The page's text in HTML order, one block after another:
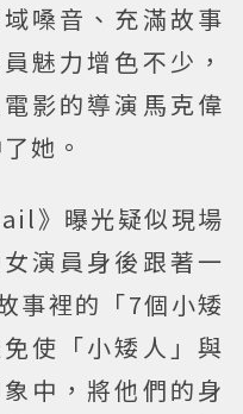
嗓音、充滿故事
魅力增色不少，
影的導演馬克偉
她。
》曝光疑似現場
演員身後跟著一
事裡的「7個小矮
使「小矮人」與
中，將他們的身